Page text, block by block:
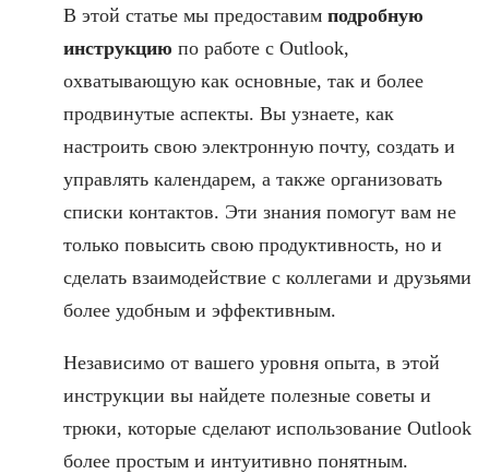
В этой статье мы предоставим подробную
инструкцию по работе с Outlook,
охватывающую как основные, так и более
продвинутые аспекты. Вы узнаете, как
настроить свою электронную почту, создать и
управлять календарем, а также организовать
списки контактов. Эти знания помогут вам не
только повысить свою продуктивность, но и
сделать взаимодействие с коллегами и друзьями
более удобным и эффективным.
Независимо от вашего уровня опыта, в этой
инструкции вы найдете полезные советы и
трюки, которые сделают использование Outlook
более простым и интуитивно понятным.